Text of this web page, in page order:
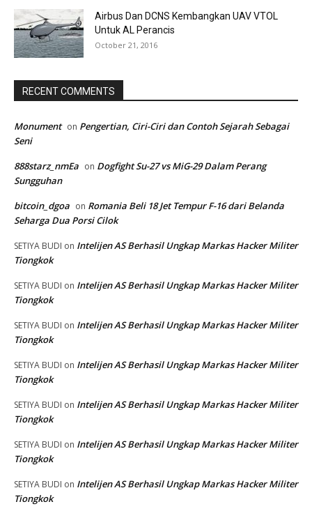
Airbus Dan DCNS Kembangkan UAV VTOL
Untuk AL Perancis
October 21, 2016
RECENT COMMENTS
Monument on Pengertian, Ciri-Ciri dan Contoh Sejarah Sebagai
Seni
888starz_nmEa on Dogfight Su-27 vs MiG-29 Dalam Perang
Sungguhan
bitcoin_dgoa on Romania Beli 18 Jet Tempur F-16 dari Belanda
Seharga Dua Porsi Cilok
SETIYA BUDI on Intelijen AS Berhasil Ungkap Markas Hacker Militer
Tiongkok
SETIYA BUDI on Intelijen AS Berhasil Ungkap Markas Hacker Militer
Tiongkok
SETIYA BUDI on Intelijen AS Berhasil Ungkap Markas Hacker Militer
Tiongkok
SETIYA BUDI on Intelijen AS Berhasil Ungkap Markas Hacker Militer
Tiongkok
SETIYA BUDI on Intelijen AS Berhasil Ungkap Markas Hacker Militer
Tiongkok
SETIYA BUDI on Intelijen AS Berhasil Ungkap Markas Hacker Militer
Tiongkok
SETIYA BUDI on Intelijen AS Berhasil Ungkap Markas Hacker Militer
Tiongkok